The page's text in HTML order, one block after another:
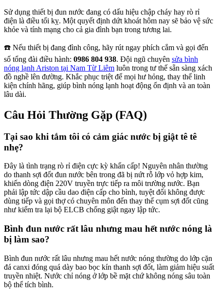
Sử dụng thiết bị đun nước đang có dấu hiệu chập cháy hay rò rỉ
điện là điều tối kỵ. Một quyết định dứt khoát hôm nay sẽ bảo vệ sức
khỏe và tính mạng cho cả gia đình bạn trong tương lai.
☎️ Nếu thiết bị đang đình công, hãy rút ngay phích cắm và gọi đến
số tổng đài điều hành: 0986 804 938. Đội ngũ chuyên sửa bình
nóng lạnh Ariston tại Nam Từ Liêm luôn trong tư thế sẵn sàng xách
đồ nghề lên đường. Khắc phục triệt để mọi hư hỏng, thay thế linh
kiện chính hãng, giúp bình nóng lạnh hoạt động ổn định và an toàn
lâu dài.
Câu Hỏi Thường Gặp (FAQ)
Tại sao khi tắm tôi có cảm giác nước bị giật tê tê
nhẹ?
Đây là tình trạng rò rỉ điện cực kỳ khẩn cấp! Nguyên nhân thường
do thanh sợi đốt đun nước bên trong đã bị nứt rỗ lớp vỏ hợp kim,
khiến dòng điện 220V truyền trực tiếp ra môi trường nước. Bạn
phải lập tức dập cầu dao điện cấp cho bình, tuyệt đối không được
dùng tiếp và gọi thợ có chuyên môn đến thay thế cụm sợi đốt cũng
như kiểm tra lại bộ ELCB chống giật ngay lập tức.
Bình đun nước rất lâu nhưng mau hết nước nóng là
bị làm sao?
Bình đun nước rất lâu nhưng mau hết nước nóng thường do lớp cặn
đá canxi đóng quá dày bao bọc kín thanh sợi đốt, làm giảm hiệu suất
truyền nhiệt. Nước chỉ nóng ở lớp bề mặt chứ không nóng sâu toàn
bộ thể tích bình.